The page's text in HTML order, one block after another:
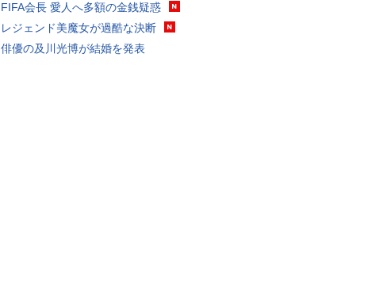
FIFA会長 愛人へ多額の金銭疑惑
レジェンド美魔女が過酷な決断
俳優の及川光博が結婚を発表